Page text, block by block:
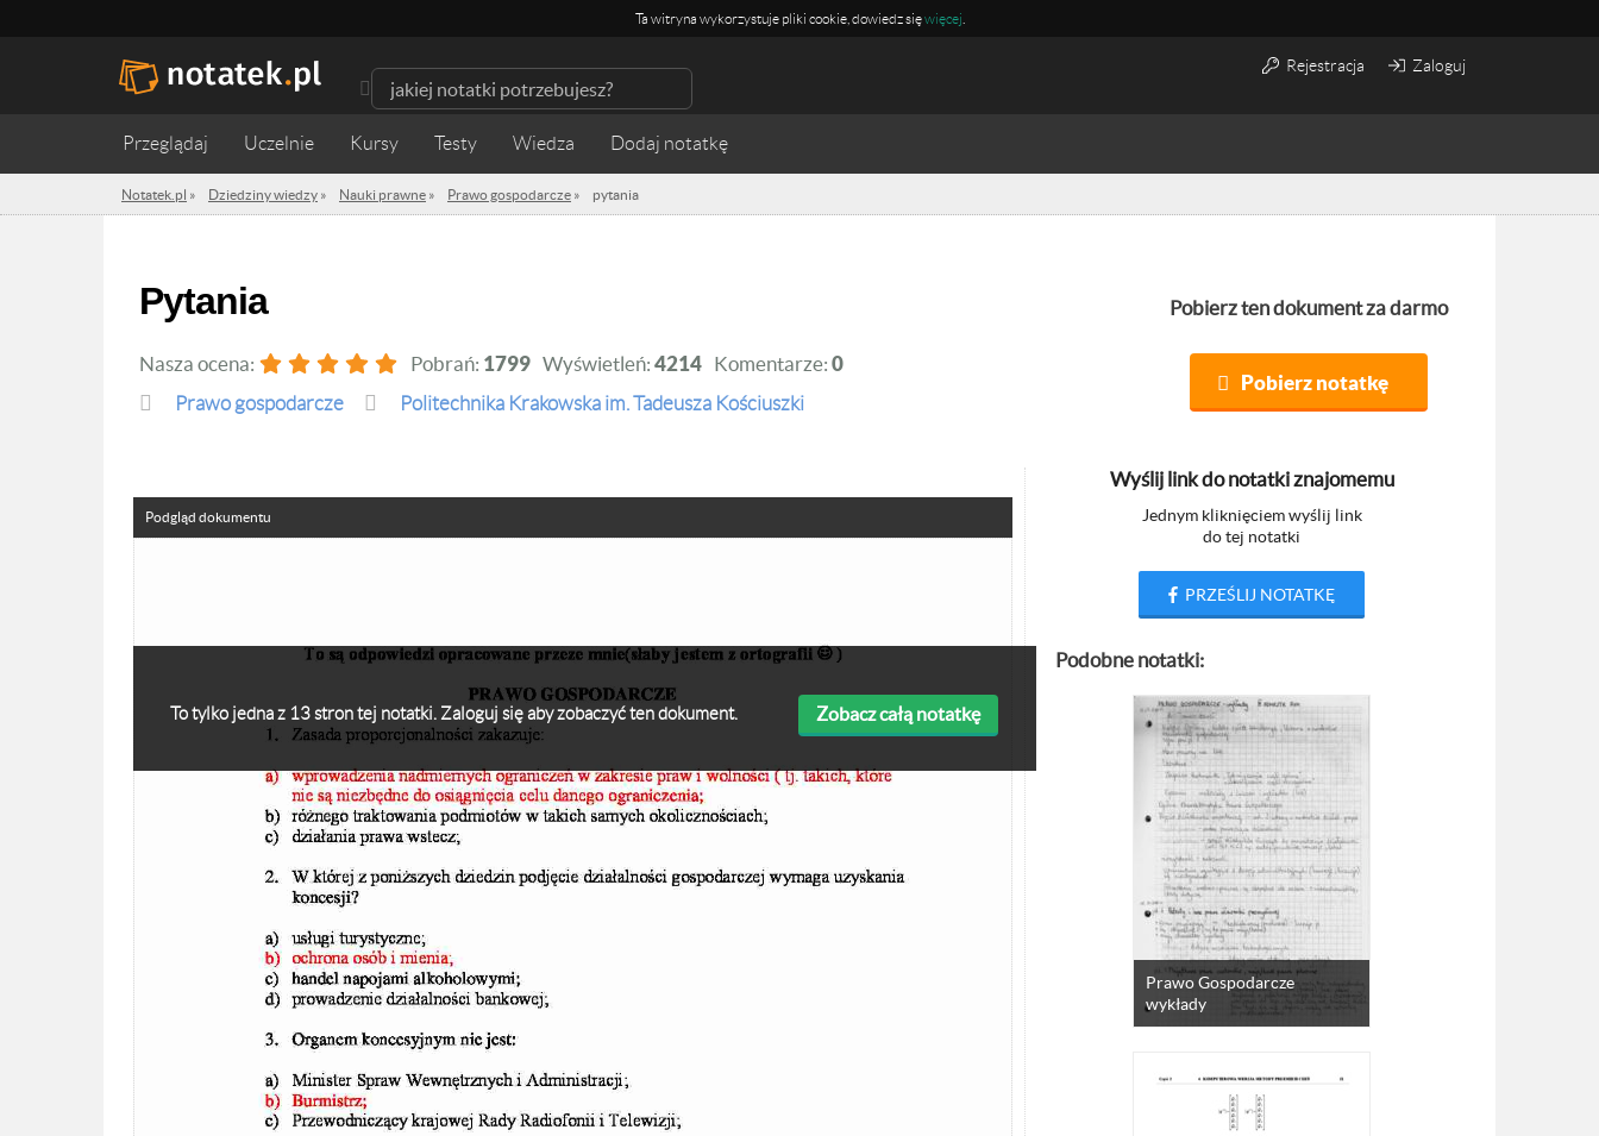
Ta witryna wykorzystuje pliki cookie, dowiedz sięwięcej
Rejestracja Zaloguj
Przeglądaj Uczelnie Kursy Testy Wiedza
Notatek.pl » Dziedziny wiedzy » Nauki prawne » Prawo gospodarcze » pytania
pytania
Nasza ocena: Pobrań: 1799 Wyświetleń: 4214 Komentarze: 0
Prawo gospodarcze Politechnika Krakowska im. Tadeusza Kościuszki
Pobierz ten dokument za darmo
Pobierz notatkę
To tylko jedna z 13 stron tej notatki. Zaloguj się aby zobaczyć ten dokument. Zobacz całą notatkę
Podgląd dokumentu
Wyślij link do notatki znajomemu
Jednym kliknięciem wyślij link
do tej notatki
PRZEŚLIJ NOTATKĘ
Podobne notatki:
Prawo Gospodarcze
wykłady